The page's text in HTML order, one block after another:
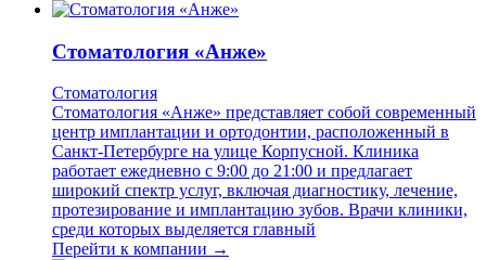
Стоматология «Анже»
Стоматология
Стоматология «Анже» представляет собой современный
центр имплантации и ортодонтии, расположенный в
Санкт-Петербурге на улице Корпусной. Клиника
работает ежедневно с 9:00 до 21:00 и предлагает
широкий спектр услуг, включая диагностику, лечение,
протезирование и имплантацию зубов. Врачи клиники,
среди которых выделяется главный
Перейти к компании →